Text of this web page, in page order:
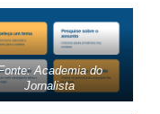
Academia do
Jornalista